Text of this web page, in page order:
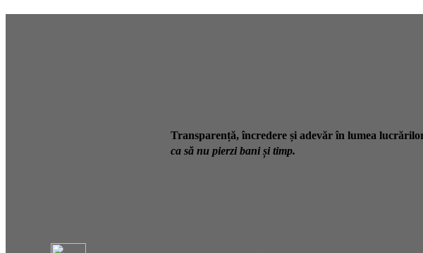
Transparență, încredere și adevăr în lumea
ca să nu pierzi bani și timp.